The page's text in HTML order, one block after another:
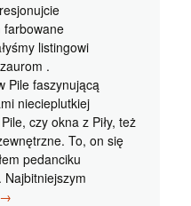
farbowane
listingowi
.
Pile faszynującą
niecieplutkiej
czy okna z Piły, też
To, on się
pedanciku
Moskitiery
→